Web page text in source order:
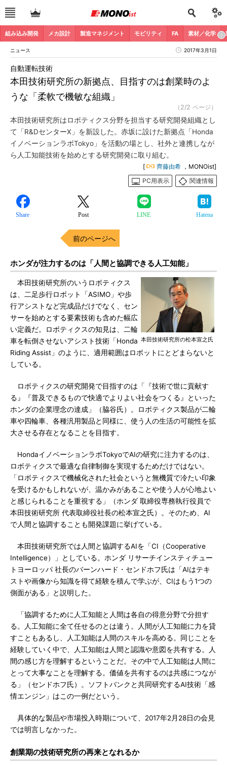
組み込み開発 メカ設計 製造マネジメント モビリティ FA 素材／化学
ニュース 2017年3月1日
本田技術研究所の新拠点、目指すのは創業時のよ
うな「柔軟で機敏な組織」
自動運転技術
（2/2 ページ）
本田技術研究所はロボティクス分野を担当する研究開発組織とし
て「R&DセンターX」を新設した。赤坂に設けた新拠点「Honda
イノベーションラボTokyo」を活動の場とし、社外と連携しなが
ら人工知能技術を始めとする研究開発に取り組む。
[ 齊藤由希 ，MONOist]
PC用表示
関連情報
Share Post LINE Hatena
前のページへ
ホンダが注力するのは「人間と協調できる人工知能」
本田技術研究所の松本宣之氏
本田技術研究所のいうロボティクス
は、二足歩行ロボット「ASIMO」や歩
行アシストなど完成品だけでなく、セン
サーを始めとする要素技術も含めた幅広
い定義だ。ロボティクスの知見は、二輪
車を転倒させないアシスト技術「Honda
Riding Assist」のように、適用範囲はロボットにとどまらないと
している。
ロボティクスの研究開発で目指すのは「『技術で世に貢献す
る』『普及できるもので快適でよりよい社会をつくる』といった
ホンダの企業理念の達成」（脇谷氏）。ロボティクス製品が二輪
車や四輪車、各種汎用製品と同様に、使う人の生活の可能性を拡
大させる存在となることを目指す。
HondaイノベーションラボTokyoでAIの研究に注力するのは、
ロボティクスで最適な自律制御を実現するためだけではない。
「ロボティクスで機械化された社会というと無機質で冷たい印象
を受けるかもしれないが、温かみがあることや使う人が心地よい
と感じられることを重視する」（ホンダ 取締役専務執行役員で
本田技術研究所 代表取締役社長の松本宣之氏）。そのため、AI
で人間と協調することも開発課題に挙げている。
本田技術研究所では人間と協調するAIを「CI（Cooperative
Intelligence）」としている。ホンダ リサーチインスティチュー
トヨーロッパ 社長のバーンハード・センドホフ氏は「AIはテキ
ストや画像から知識を得て経験を積んで学ぶが、CIはもう1つの
側面がある」と説明した。
「協調するために人工知能と人間は各自の得意分野で分担す
る。人工知能に全て任せるのとは違う。人間が人工知能に力を貸
すこともあるし、人工知能は人間のスキルを高める。同じことを
経験していく中で、人工知能は人間と認識や意図を共有する。人
間の感じ方を理解するということだ。その中で人工知能は人間に
とって大事なことを理解する。価値を共有するのは共感につなが
る」（センドホフ氏）。ソフトバンクと共同研究するAI技術「感
情エンジン」はこの一例だという。
具体的な製品や市場投入時期について、2017年2月28日の会見
では明言しなかった。
創業期の技術研究所の再来となれるか